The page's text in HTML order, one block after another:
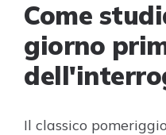
Come
giorno
Il classico